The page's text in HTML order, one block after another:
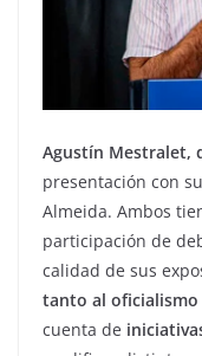
Agustín Mestralet,
presentación con
Almeida. Ambos
participación de
calidad de sus
tanto al
cuenta de